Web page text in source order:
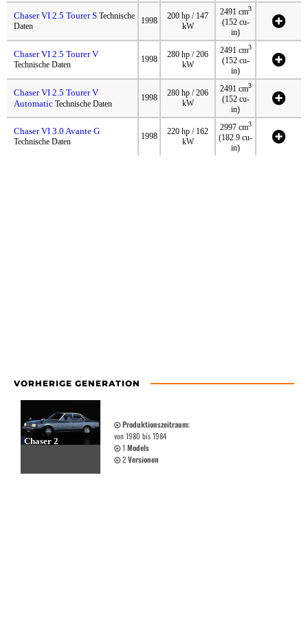
Chaser VI 2.5 Tourer S Technische
Daten
1998
200 hp / 147
kW
2491 cm3
(152 cu-
in)
Chaser VI 2.5 Tourer V
Technische Daten
1998
280 hp / 206
kW
2491 cm3
(152 cu-
in)
Chaser VI 2.5 Tourer V
Automatic Technische Daten
1998
280 hp / 206
kW
2491 cm3
(152 cu-
in)
Chaser VI 3.0 Avante G
Technische Daten
1998
220 hp / 162
kW
2997 cm3
(182.9 cu-
in)
VORHERIGE GENERATION
Chaser 2
Produktionszeitraum:
von 1980 bis 1984
1 Models
2Versionen